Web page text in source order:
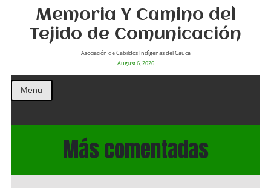
Memoria Y Camino del
Tejido de Comunicación
Asociación de Cabildos Indìgenas del Cauca
August 6, 2026
Menu
Más comentadas